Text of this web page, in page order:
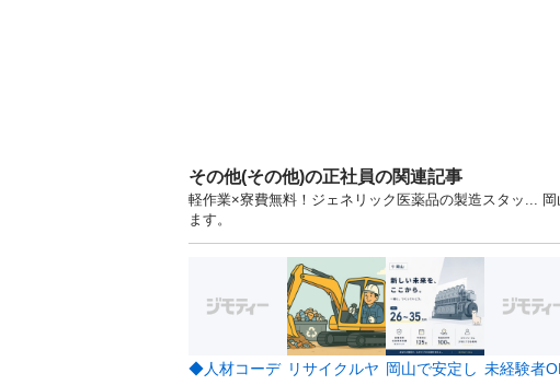
その他(その他)の正社員の関連記事
軽作業×寮費無料！ジェネリック医薬品の製造スタッ...
ます。
◆人材コーデ リサイクルヤ 岡山で安定し 未経験者